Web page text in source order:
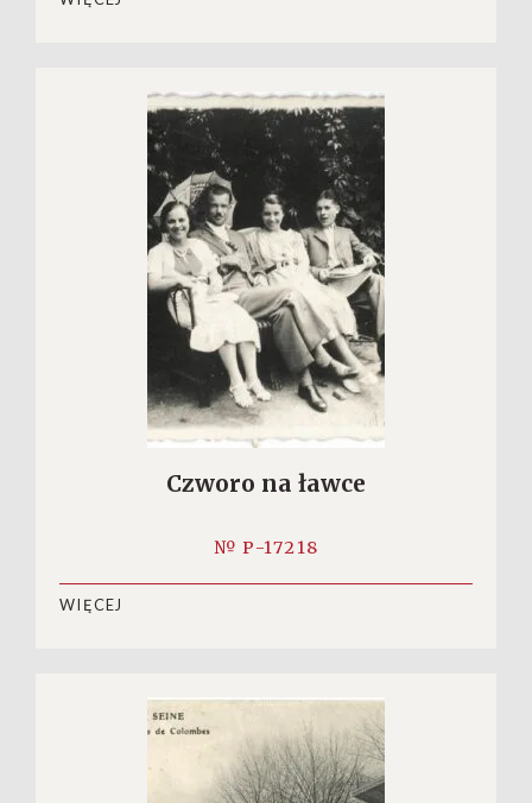
Czworo na ławce
№ P-17218
WIĘCEJ